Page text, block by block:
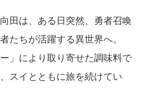
田は、ある日突然、勇者召喚
たちが活躍する異世界へ。
」により取り寄せた調味料で
スイとともに旅を続けてい